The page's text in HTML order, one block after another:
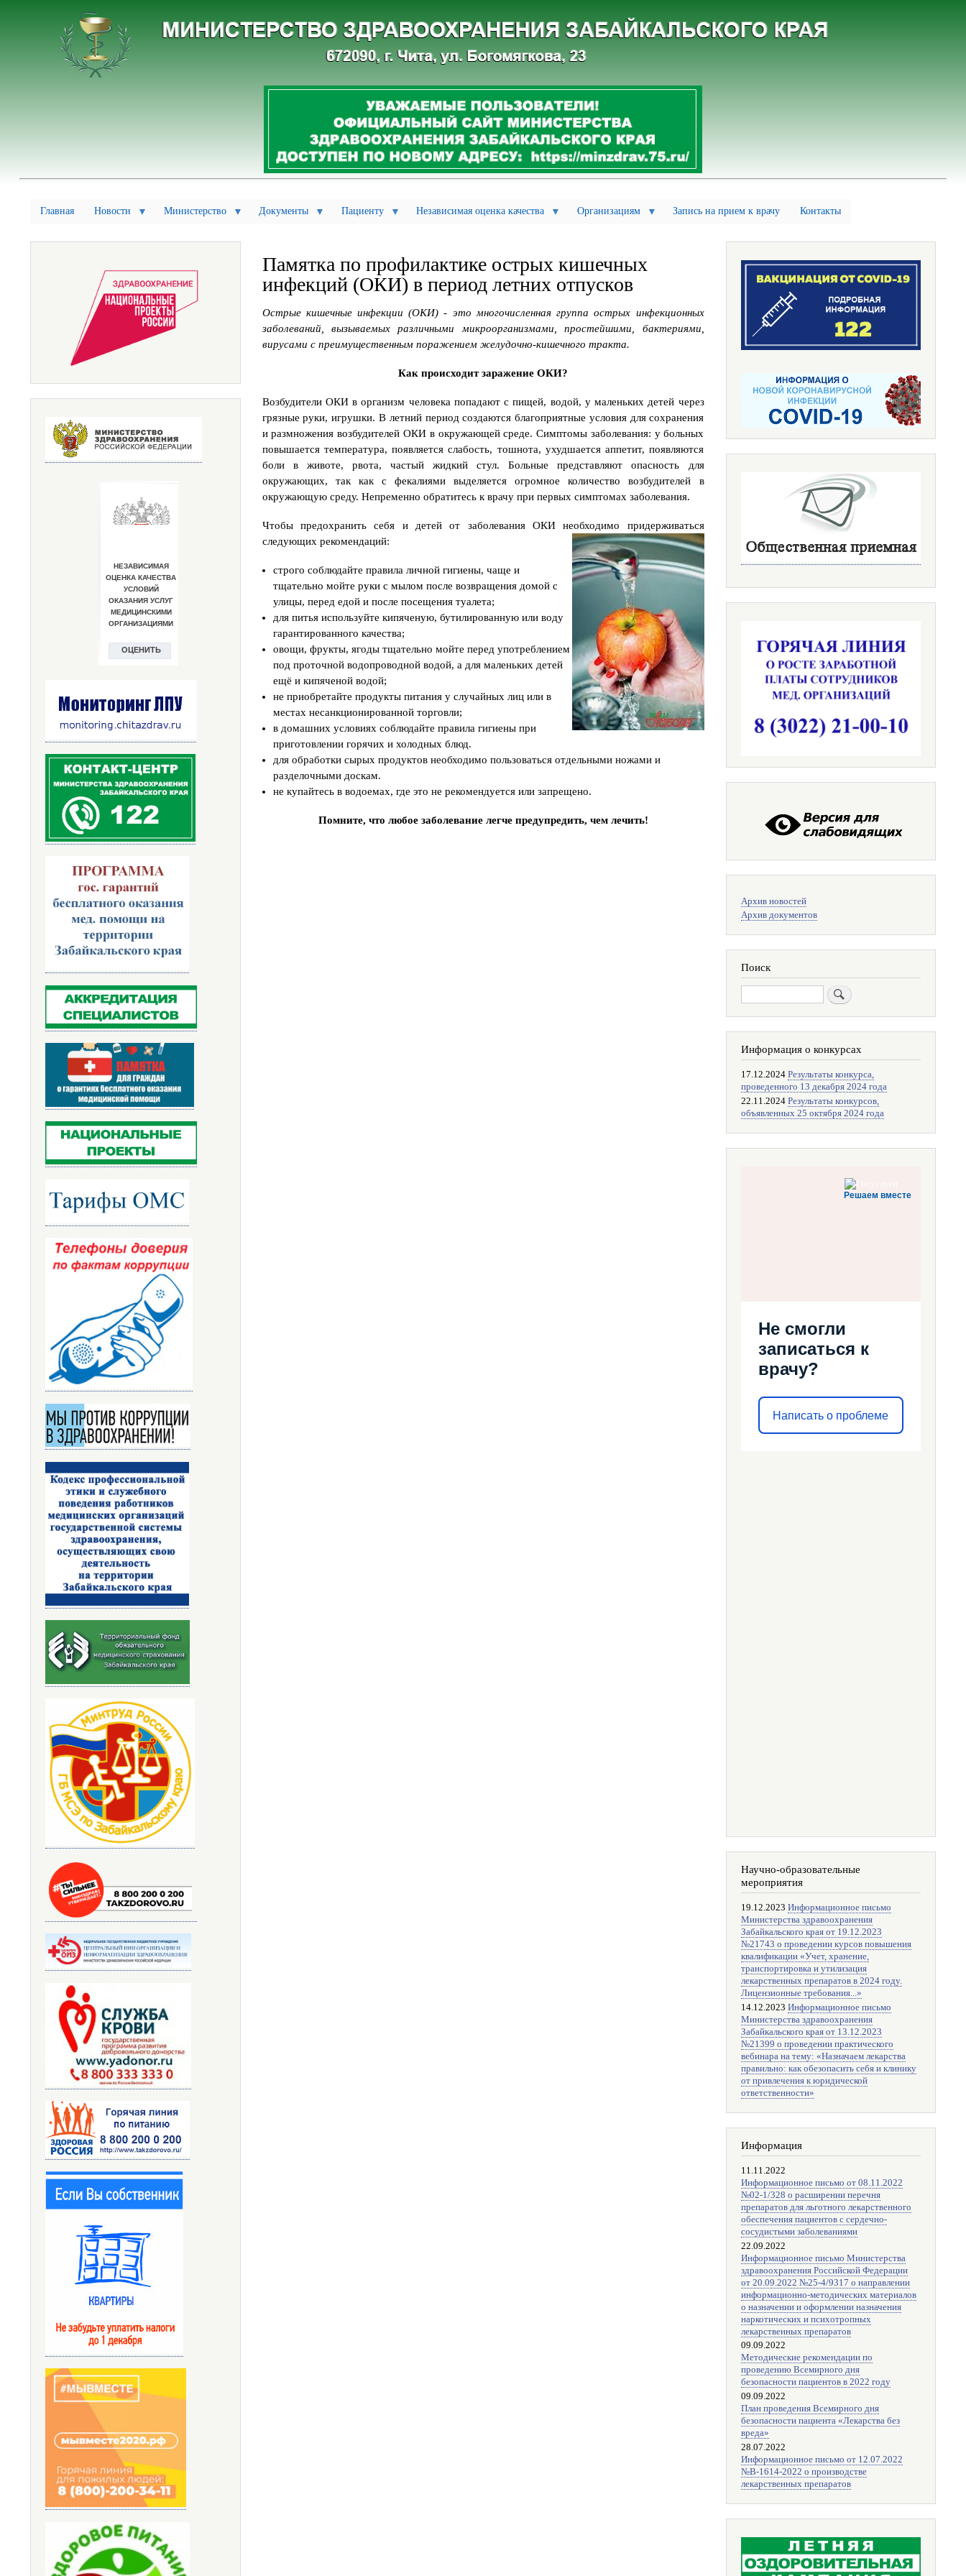
к
основному
содержанию
Главная Новости Министерство Документы Пациенту
о
е
к
т
д
о
в
о
е
п
о
к
е
К
а
к
ф
о
р
м
в
а
л
и
д
н
о
т
ь
а
д
н
и
н
Р
Ф
П
а
м
я
т
к
а
о
о
в
и
д
е
л
Независимая оценка качества Организациям Запись на прием к врачу Контакты
Памятка по профилактике острых кишечных
инфекций (ОКИ) в период летних отпусков
Острые кишечные инфекции (ОКИ) - это многочисленная группа острых инфекционных
заболеваний, вызываемых различными микроорганизмами, простейшими, бактериями,
вирусами с преимущественным поражением желудочно-кишечного тракта.
Как происходит заражение ОКИ?
Возбудители ОКИ в организм человека попадают с пищей, водой, у маленьких детей через
грязные руки, игрушки. В летний период создаются благоприятные условия для сохранения
и размножения возбудителей ОКИ в окружающей среде. Симптомы заболевания: у больных
повышается температура, появляется слабость, тошнота, ухудшается аппетит, появляются
боли в животе, рвота, частый жидкий стул. Больные представляют опасность для
окружающих, так как с фекалиями выделяется огромное количество возбудителей в
окружающую среду. Непременно обратитесь к врачу при первых симптомах заболевания.
Чтобы предохранить себя и детей от заболевания ОКИ необходимо придерживаться
следующих рекомендаций:
строго соблюдайте правила личной гигиены, чаще и
тщательно мойте руки с мылом после возвращения домой с
улицы, перед едой и после посещения туалета;
для питья используйте кипяченую, бутилированную или воду
гарантированного качества;
овощи, фрукты, ягоды тщательно мойте перед употреблением
под проточной водопроводной водой, а для маленьких детей
ещё и кипяченой водой;
не приобретайте продукты питания у случайных лиц или в
местах несанкционированной торговли;
в домашних условиях соблюдайте правила гигиены при
приготовлении горячих и холодных блюд.
для обработки сырых продуктов необходимо пользоваться отдельными ножами и
разделочными доскам.
не купайтесь в водоемах, где это не рекомендуется или запрещено.
Помните, что любое заболевание легче предупредить, чем лечить!
поиска
Архив новостей
Архив документов
Поиск
Информация о конкурсах
17.12.2024 Результаты конкурса,
проведенного 13 декабря 2024 года
22.11.2024 Результаты конкурсов,
объявленных 25 октября 2024 года
Решаем вместе
Не смогли
записаться к
врачу?
Написать о проблеме
Научно-образовательные
мероприятия
19.12.2023 Информационное письмо
Министерства здравоохранения
Забайкальского края от 19.12.2023
№21743 о проведении курсов повышения
квалификации «Учет, хранение,
транспортировка и утилизация
лекарственных препаратов в 2024 году.
Лицензионные требования...»
14.12.2023 Информационное письмо
Министерства здравоохранения
Забайкальского края от 13.12.2023
№21399 о проведении практического
вебинара на тему: «Назначаем лекарства
правильно: как обезопасить себя и клинику
от привлечения к юридической
ответственности»
Информация
11.11.2022
Информационное письмо от 08.11.2022
№02-1/328 о расширении перечня
препаратов для льготного лекарственного
обеспечения пациентов с сердечно-
сосудистыми заболеваниями
22.09.2022
Информационное письмо Министерства
здравоохранения Российской Федерации
от 20.09.2022 №25-4/9317 о направлении
информационно-методических материалов
о назначении и оформлении назначения
наркотических и психотропных
лекарственных препаратов
09.09.2022
Методические рекомендации по
проведению Всемирного дня
безопасности пациентов в 2022 году
09.09.2022
План проведения Всемирного дня
безопасности пациента «Лекарства без
вреда»
28.07.2022
Информационное письмо от 12.07.2022
№В-1614-2022 о производстве
лекарственных препаратов